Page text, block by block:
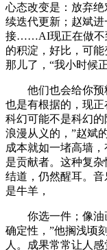
心态改变是：放弃绝
续迭代更新；赵斌
接……AI现正在做不
的积淀，好比，可能
那儿了，“我小时候
他们也会给你预料
也是有根据的，现正
科幻可能不是科幻
浪漫从义的，”赵斌
成本就如一堵高墙
是贡献者。这种复
结道，仍然醒耳。
是牛羊，
你选一件；像油
确定性，”他搁浅顷
人。成果常常让人